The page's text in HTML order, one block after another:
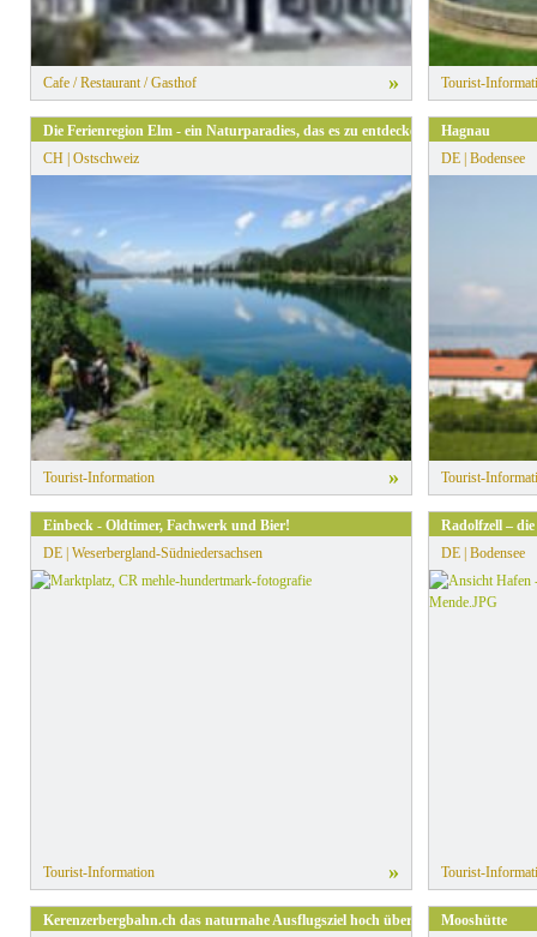
Cafe / Restaurant / Gasthof » Tourist-
Die Ferienregion Elm - ein Naturparadies, das es zu entdecken gilt.
CH | Ostschweiz
Tourist-Information »
Hagnau
DE | Bodensee
Tourist-
Einbeck - Oldtimer, Fachwerk und Bier!
DE | Weserbergland-Südniedersachsen
Tourist-Information »
Radolfzell –
DE | Bodensee
Tourist-
Kerenzerbergbahn.ch das naturnahe Ausflugsziel hoch über dem Walensee
Mooshütte